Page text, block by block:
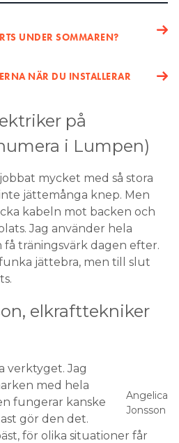
UNDER SOMMAREN?
NÄR DU INSTALLERAR
på
i Lumpen)
mycket med så stora
jättemånga knep. Men
kabeln mot backen och
Jag använder hela
få träningsvärk dagen efter.
jättebra, men till slut
elkrafttekniker
Angelica
Jonsson
verktyget. Jag
med hela
fungerar kanske
gör den det.
för olika situationer får